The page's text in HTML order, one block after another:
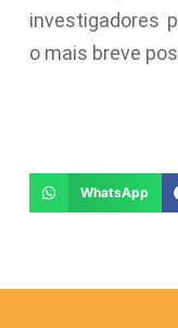
investigadores
o mais breve
WhatsApp